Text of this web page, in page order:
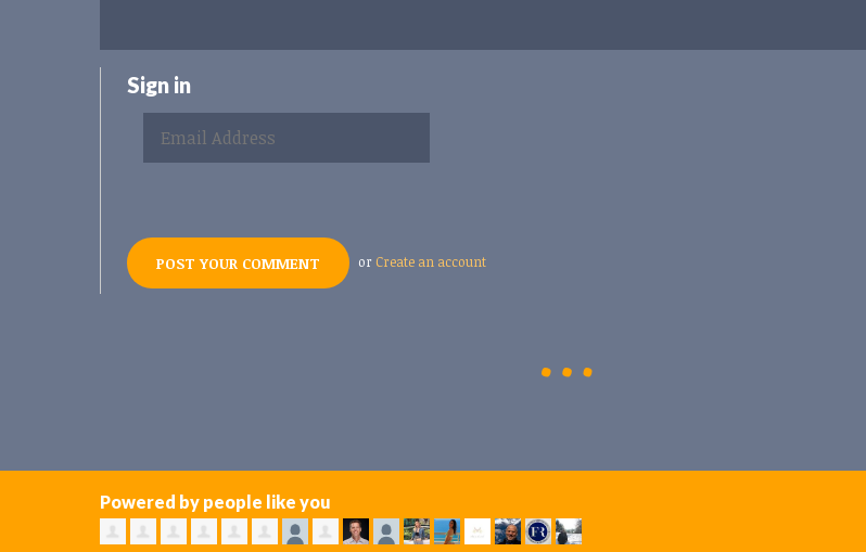
Sign in
or Create an account
Powered by people like you